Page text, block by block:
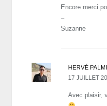
Encore merci
–
Suzanne
HERVÉ
17 JUILLET
Avec plaisir,